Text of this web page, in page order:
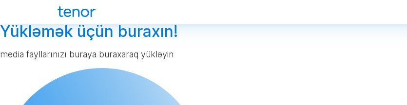
Yükləmək üçün buraxın!
media fayllarınızı buraya buraxaraq yükləyin